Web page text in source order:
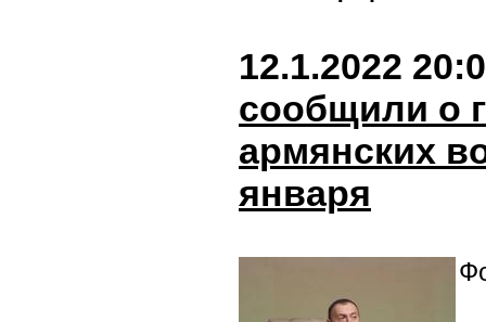
12.1.2022
сообщили о
армянских
января